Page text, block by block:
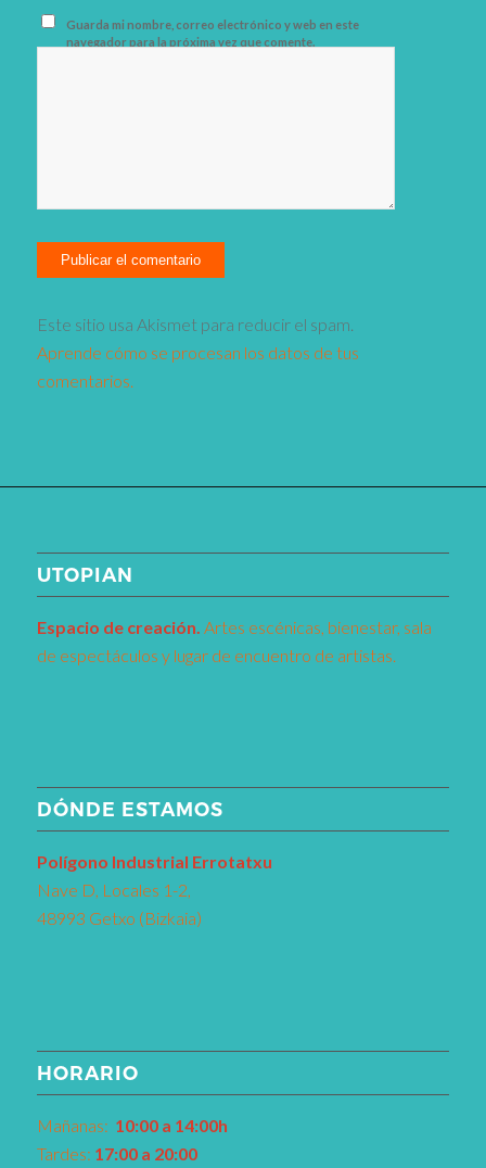
Guarda mi nombre, correo electrónico y web en este
navegador para la próxima vez que comente.
Este sitio usa Akismet para reducir el spam.
Aprende cómo se procesan los datos de tus
comentarios.
UTOPIAN
Espacio de creación. Artes escénicas, bienestar, sala
de espectáculos y lugar de encuentro de artistas.
DÓNDE ESTAMOS
Polígono Industrial Errotatxu
Nave D, Locales 1-2,
48993 Getxo (Bizkaia)
HORARIO
Mañanas: 10:00 a 14:00h
Tardes: 17:00 a 20:00